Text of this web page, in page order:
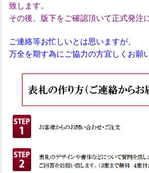
致します。
その後、版下をご確認頂いて正式発注
ご連絡等お忙しいとは思いますが、
万全を期す為にご協力の方宜しくお願